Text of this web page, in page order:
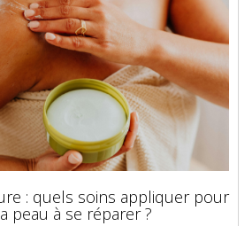
: quels soins appliquer pour
peau à se réparer ?